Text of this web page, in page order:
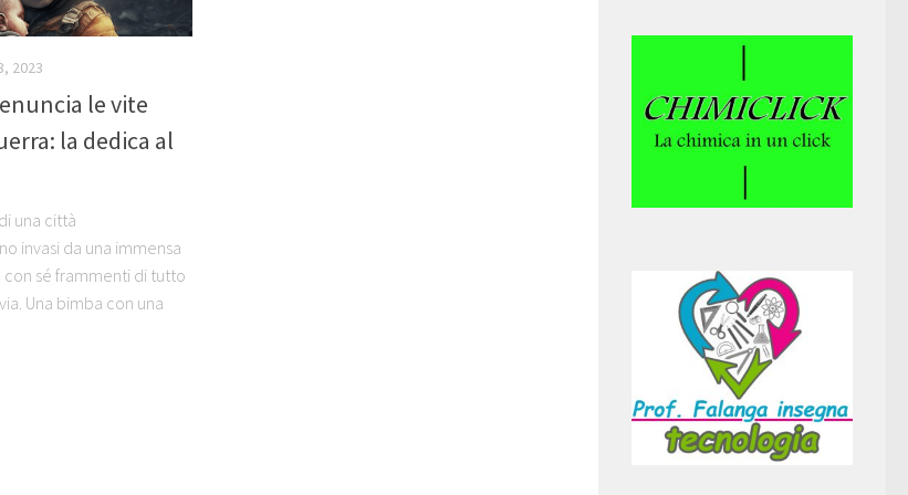
2023
le vite
la dedica al
una città
invasi da una immensa
sé frammenti di tutto
Una bimba con una